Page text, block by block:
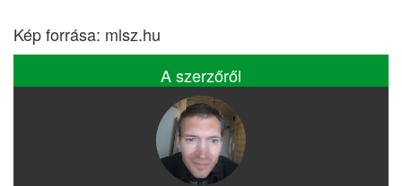
Kép forrása: mlsz.hu
A szerzőről